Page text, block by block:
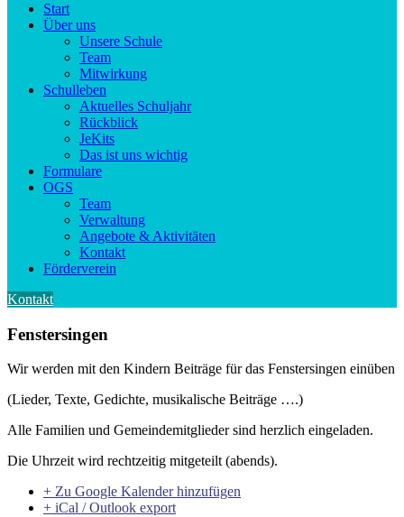
Start
Über uns
Unsere Schule
Team
Mitwirkung
Schulleben
Aktuelles Schuljahr
Rückblick
JeKits
Das ist uns wichtig
Formulare
OGS
Team
Verwaltung
Angebote & Aktivitäten
Kontakt
Förderverein
Kontakt
Fenstersingen
Wir werden mit den Kindern Beiträge für das Fenstersingen einüben
(Lieder, Texte, Gedichte, musikalische Beiträge ….)
Alle Familien und Gemeindemitglieder sind herzlich eingeladen.
Die Uhrzeit wird rechtzeitig mitgeteilt (abends).
+ Zu Google Kalender hinzufügen
+ iCal / Outlook export